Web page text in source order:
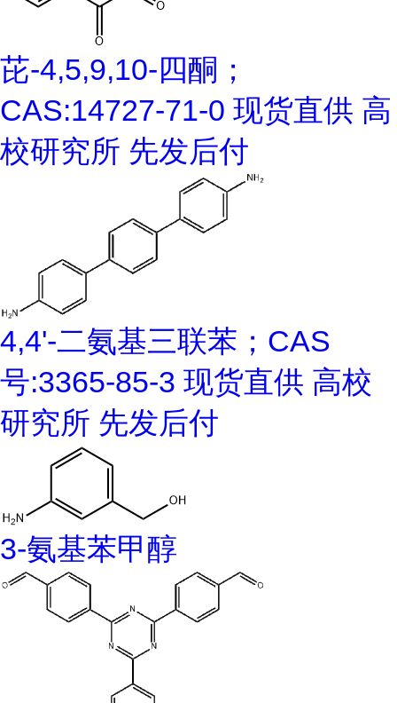
芘-4,5,9,10-四酮；
CAS:14727-71-0 现货直供 高
校研究所 先发后付
4,4'-二氨基三联苯；CAS
号:3365-85-3 现货直供 高校
研究所 先发后付
3-氨基苯甲醇